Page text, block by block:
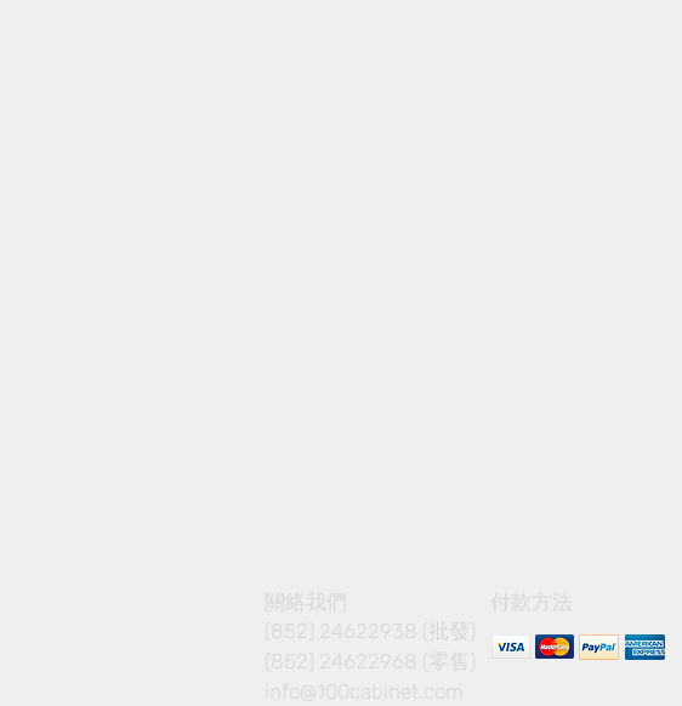
關絡我們
(852) 24622938 (批發)
(852) 24622968 (零售)
info@100cabinet.com
付款方法